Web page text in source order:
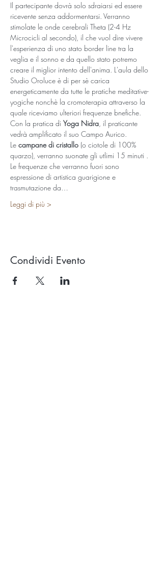
Il partecipante dovrà solo sdraiarsi ed essere
ricevente senza addormentarsi. Verranno
stimolate le onde cerebrali Theta (2-4 Hz
Microcicli al secondo), il che vuol dire vivere
l'esperienza di uno stato border line tra la
veglia e il sonno e da quello stato potremo
creare il miglior intento dell'anima. L'aula dello
Studio Oroluce è di per sè carica
energeticamente da tutte le pratiche meditative-
yogiche nonchè la cromoterapia attraverso la
quale riceviamo ulteriori frequenze bnefiche.
Con la pratica di Yoga Nidra, il praticante
vedrà amplificato il suo Campo Aurico.
Le campane di cristallo (o ciotole di 100%
quarzo), verranno suonate gli utlimi 15 minuti .
Le frequenze che verranno fuori sono
espressione di artistica guarigione e
trasmutazione da…
Leggi di più >
Condividi Evento